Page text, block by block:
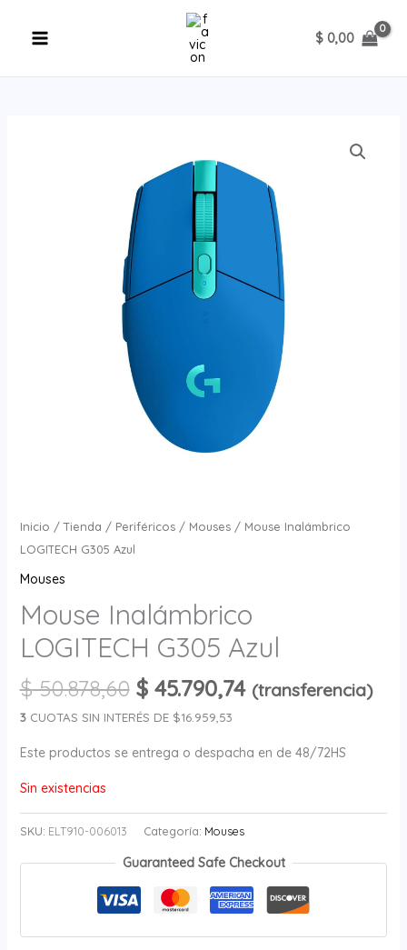
$ 0,00
Inicio /Tienda / Periféricos/ Mouses/ Mouse Inalámbrico
LOGITECH G305 Azul
Mouses
Mouse Inalámbrico
LOGITECH G305 Azul
$50.878,60 $45.790,74 (transferencia)
3CUOTAS SIN INTERÉS DE $16.959,53
Este productos se entrega o despacha en de 48/72HS
Sin existencias
SKU: ELT910-006013 Categoría: Mouses
Guaranteed Safe Checkout